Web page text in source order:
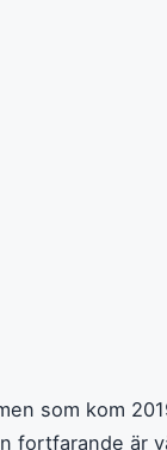
som kom
fortfarande är